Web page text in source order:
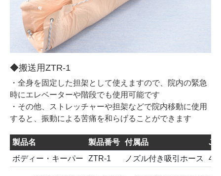
◆搬送用ZTR-1
・全身を固定した担架として使えますので、院内の緊急
時にエレベーターや階段でも使用可能です
・その他、ストレッチャーや担架などで院内移動に使用
すると、振動による苦痛を和らげることができます
製品名 製品番号 付属品
ボディー・キーパー
ZTR-1 ノズル付き吸引ホース